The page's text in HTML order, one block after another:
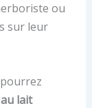
ou
sur leur
lait